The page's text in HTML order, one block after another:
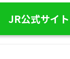
JR公式サイト